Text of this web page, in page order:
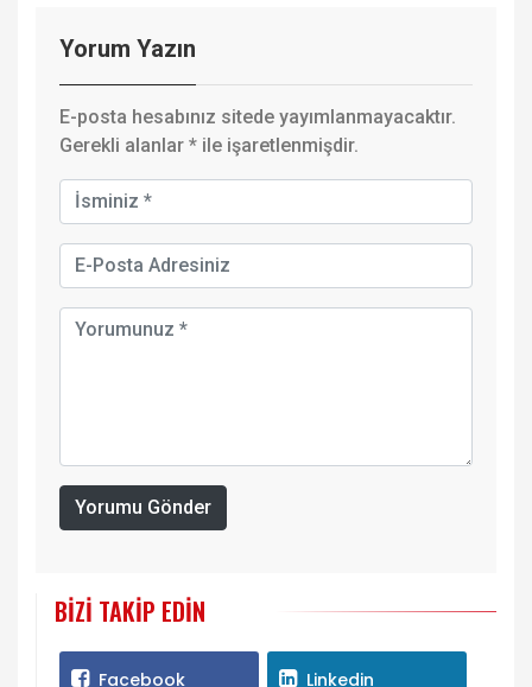
Yorum Yazın
E-posta hesabınız sitede yayımlanmayacaktır.
Gerekli alanlar * ile işaretlenmişdir.
Yorumu Gönder
BIZI TAKIP EDIN
Facebook Linkedin